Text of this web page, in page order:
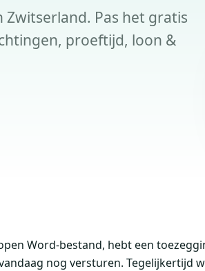
Pas het gratis
proeftijd, loon &
Word-bestand, hebt een
nog versturen. Tegelijkertijd